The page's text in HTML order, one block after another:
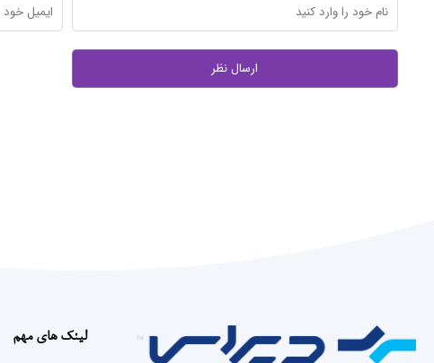
لینک های مهم